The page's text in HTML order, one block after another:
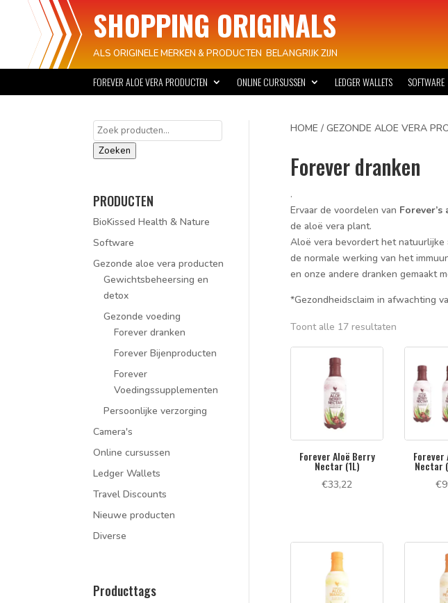
SHOPPING ORIGINALS
ALS ORIGINELE MERKEN & PRODUCTEN BELANGRIJK ZIJN
FOREVER ALOE VERA PRODUCTEN ONLINE CURSUSSEN LEDGER WALLETS SOFTWARE
Zoeken
naar:
Zoeken
PRODUCTEN
BioKissed Health & Nature
Software
Gezonde aloe vera producten
Gewichtsbeheersing en
detox
Gezonde voeding
Forever dranken
Forever Bijenproducten
Forever
Voedingssupplementen
Persoonlijke verzorging
Camera's
Online cursussen
Ledger Wallets
Travel Discounts
Nieuwe producten
Diverse
Producttags
HOME / GEZONDE ALOE VERA
Forever dranken
.
Ervaar de voordelen van
de aloë vera plant.
Aloë vera bevordert het natuurlijke
de normale werking van het
en onze andere dranken gemaakt
*Gezondheidsclaim in afwachting
Toont alle 17 resultaten
Forever Aloë Berry
Nectar (1L)
€33,22
Forever
Nectar
€